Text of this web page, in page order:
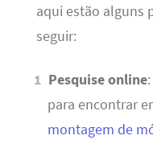
aqui estão alguns
seguir:
Pesquise online
para encontrar
montagem de